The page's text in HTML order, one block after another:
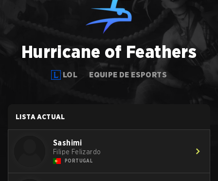
Hurricane of Feathers
LOL EQUIPE DE ESPORTS
LISTA ACTUAL
Sashimi
Filipe Felizardo
PORTUGAL